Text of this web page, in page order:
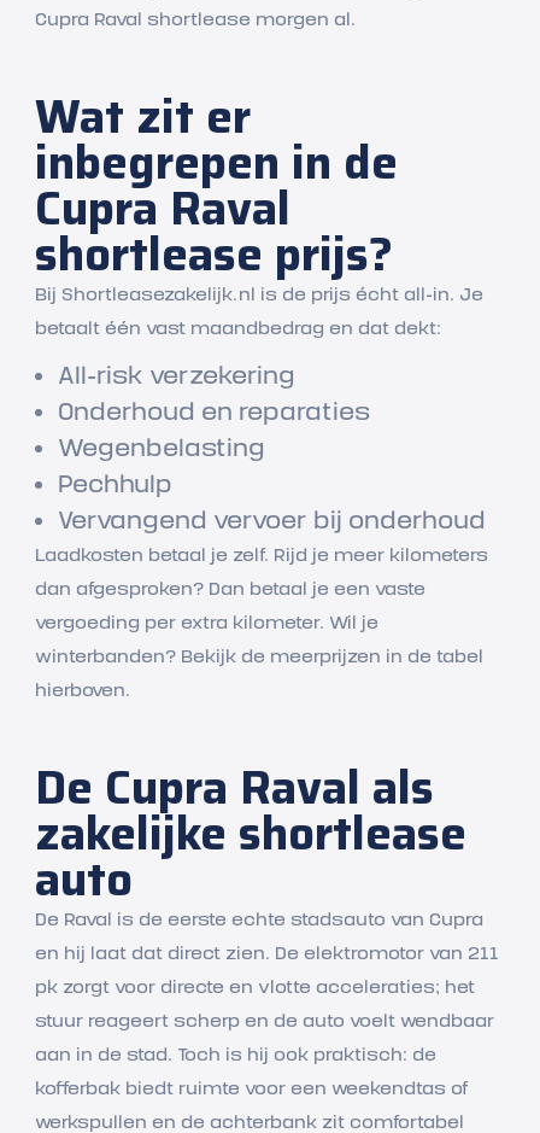
Cupra Raval shortlease morgen al.
Wat zit er
inbegrepen in de
Cupra Raval
shortlease prijs?
Bij Shortleasezakelijk.nl is de prijs écht all-in. Je
betaalt één vast maandbedrag en dat dekt:
All-risk verzekering
Onderhoud en reparaties
Wegenbelasting
Pechhulp
Vervangend vervoer bij onderhoud
Laadkosten betaal je zelf. Rijd je meer kilometers
dan afgesproken? Dan betaal je een vaste
vergoeding per extra kilometer. Wil je
winterbanden? Bekijk de meerprijzen in de tabel
hierboven.
De Cupra Raval als
zakelijke shortlease
auto
De Raval is de eerste echte stadsauto van Cupra
en hij laat dat direct zien. De elektromotor van 211
pk zorgt voor directe en vlotte acceleraties; het
stuur reageert scherp en de auto voelt wendbaar
aan in de stad. Toch is hij ook praktisch: de
kofferbak biedt ruimte voor een weekendtas of
werkspullen en de achterbank zit comfortabel